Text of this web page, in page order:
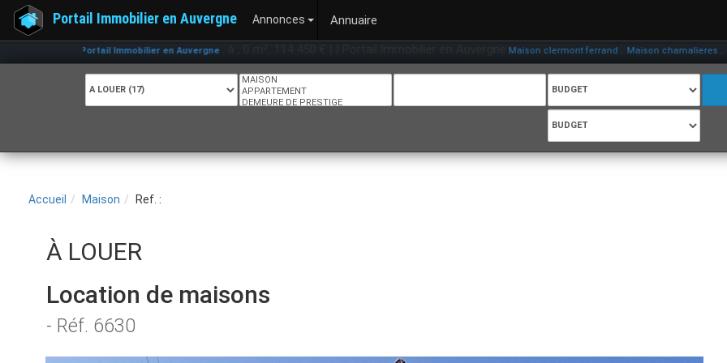
Portail Immobilier en Auvergne: à , 0 m², 114 450 € | | Portail Immobilier en Auvergne Maison clermont ferrand ,Maison chamalieres ,Maison
Portail Immobilier en Auvergne Annonces Annuaire
Accueil Maison Ref. :
À LOUER
Location de maisons
- Réf. 6630